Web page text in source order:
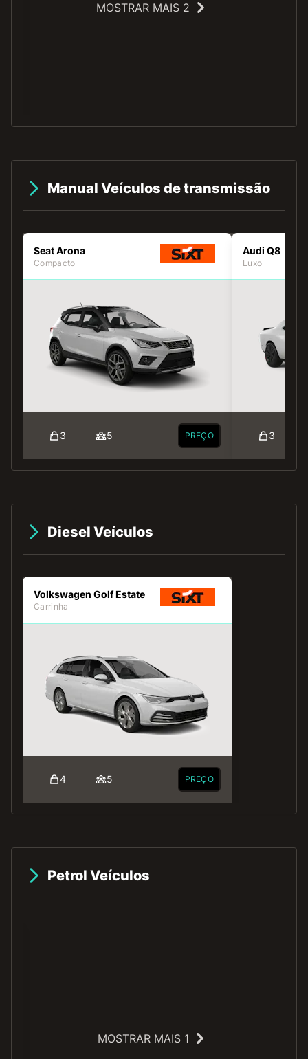
MOSTRAR MAIS 2
Manual Veículos de transmissão
Seat Arona
Compacto
3 5 PREÇO
Audi Q8
Luxo
3
Diesel Veículos
Volkswagen Golf Estate
Carrinha
4 5 PREÇO
Petrol Veículos
MOSTRAR MAIS 1